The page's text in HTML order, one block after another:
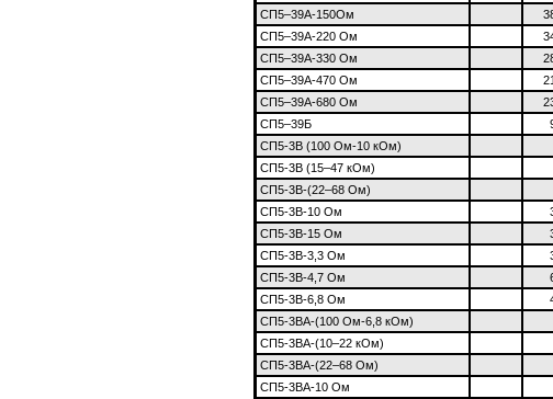
СП5–39А-150Ом
СП5–39А-220 Ом
СП5–39А-330 Ом
СП5–39А-470 Ом
СП5–39А-680 Ом
СП5–39Б
СП5-3В (100 Ом-10 кОм)
СП5-3В (15–47 кОм)
СП5-3В-(22–68 Ом)
СП5-3В-10 Ом
СП5-3В-15 Ом
СП5-3В-3,3 Ом
СП5-3В-4,7 Ом
СП5-3В-6,8 Ом
СП5-3ВА-(100 Ом-6,8 кОм)
СП5-3ВА-(10–22 кОм)
СП5-3ВА-(22–68 Ом)
СП5-3ВА-10 Ом